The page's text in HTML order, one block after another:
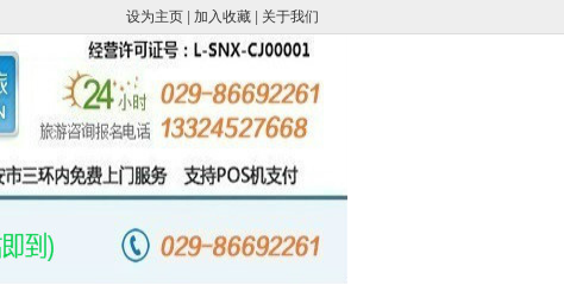
设为主页 加入收藏 关于我们